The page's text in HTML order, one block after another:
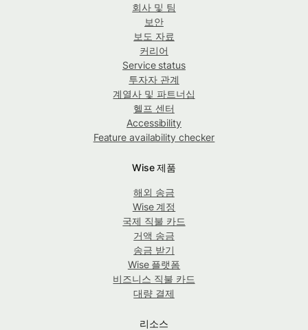
회사 및 팀
보안
보도 자료
커리어
Service status
투자자 관계
계열사 및 파트너십
헬프 센터
Accessibility
Feature availability checker
Wise 제품
해외 송금
Wise 계정
국제 직불 카드
거액 송금
송금 받기
Wise 플랫폼
비즈니스 직불 카드
대량 결제
리소스